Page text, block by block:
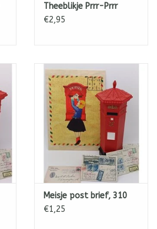
Theeblikje Prrr-Prrr
€2,95
Meisje post brief, 310
€1,25